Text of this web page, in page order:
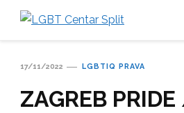
17/11/2022 LGBTIQ PRAVA
ZAGREB